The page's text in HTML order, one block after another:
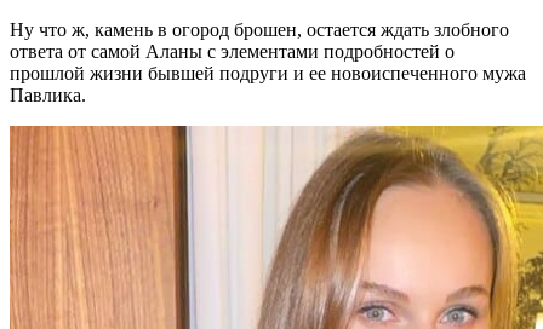
Ну что ж, камень в огород брошен, остается ждать злобного
ответа от самой Аланы с элементами подробностей о
прошлой жизни бывшей подруги и ее новоиспеченного мужа
Павлика.